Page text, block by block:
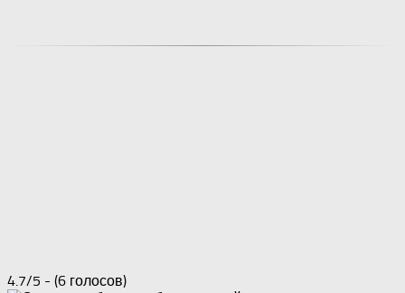
4.7/5 - (6 голосов)